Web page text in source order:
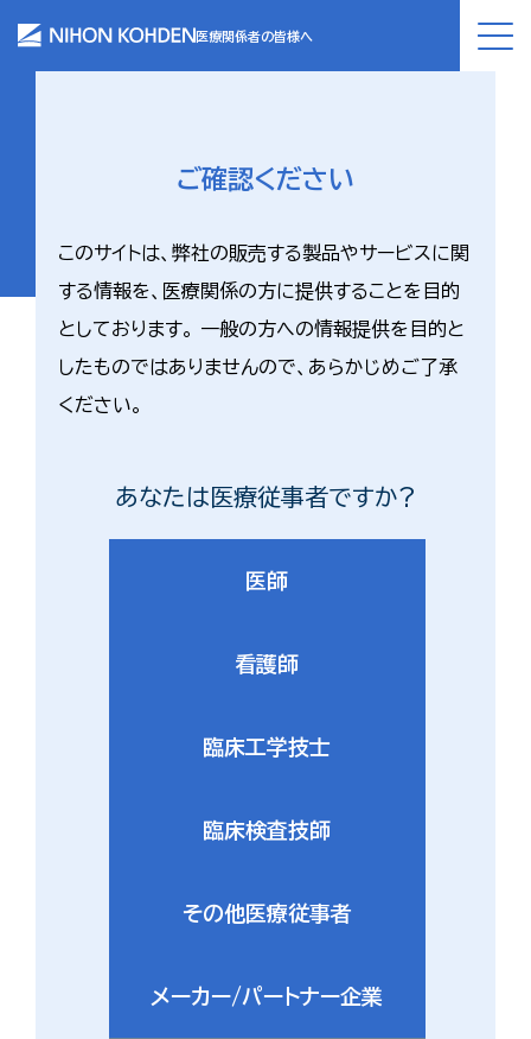
医療関係者の皆様へ
ご確認ください
このサイトは、弊社の販売する製品やサービスに関
する情報を、医療関係の方に提供することを目的
としております。 一般の方への情報提供を目的と
したものではありませんので、あらかじめご了承
ください。
あなたは医療従事者ですか?
医師
看護師
臨床工学技士
臨床検査技師
その他医療従事者
メーカー/パートナー企業